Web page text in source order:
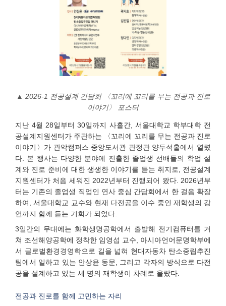
▲ 2026-1 전공설계 간담회 〈꼬리에 꼬리를 무는 전공과 진로
이야기〉 포스터
지난 4월 28일부터 30일까지 사흘간, 서울대학교 학부대학 전
공설계지원센터가 주관하는 〈꼬리에 꼬리를 무는 전공과 진로
이야기〉가 관악캠퍼스 중앙도서관 관정관 양두석홀에서 열렸
다. 본 행사는 다양한 분야에 진출한 졸업생 선배들의 학업 설
계와 진로 준비에 대한 생생한 이야기를 듣는 취지로, 전공설계
지원센터가 처음 세워진 2022년부터 진행되어 왔다. 2026년부
터는 기존의 졸업생 직업인 연사 중심 간담회에서 한 걸음 확장
하여, 서울대학교 교수와 현재 다전공을 이수 중인 재학생의 강
연까지 함께 듣는 기회가 되었다.
3일간의 무대에는 화학생명공학에서 출발해 전기컴퓨터를 거
쳐 조선해양공학에 정착한 임영섭 교수, 아시아언어문명학부에
서 글로벌환경경영학으로 길을 넓혀 현대자동차 탄소중립추진
팀에서 일하고 있는 안상윤 동문, 그리고 각자의 방식으로 다전
공을 설계하고 있는 세 명의 재학생이 차례로 올랐다.
전공과 진로를 함께 고민하는 자리